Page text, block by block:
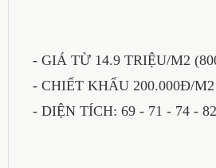
- GIÁ TỪ 14.9 TRIỆU/M2
- CHIẾT KHẤU 200.000Đ/M2
- DIỆN TÍCH: 69 - 71 - 74 - 82